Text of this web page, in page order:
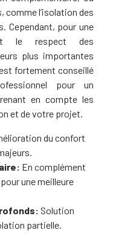
l’isolation des
Cependant, pour une
le respect des
plus importantes
fortement conseillé
pour un
en compte les
et de votre projet.
du confort
En complément
une meilleure
Solution
partielle.